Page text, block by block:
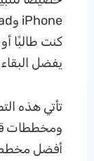
كنت طالبًا
يفضل
تأتي هذه
ومخططات
أفضل